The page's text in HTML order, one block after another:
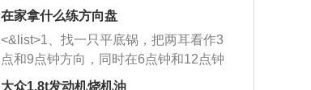
者是细棍，直接将杂物给取出来，如果
堵塞情况比较严重，也可以采取应急措
施。 <&list>2、直接利用木棍将所有的
杂物推到排气管里面的位置处，然后将
三元催化器拆解开，就可以将堵塞的东
在家拿什么练方向盘
<&list>1、找一只平底锅，把两耳看作3
点和9点钟方向，同时在6点钟和12点钟
方向做一个标记。 <&list>2、双手握住
大众1.8t发动机烧机油